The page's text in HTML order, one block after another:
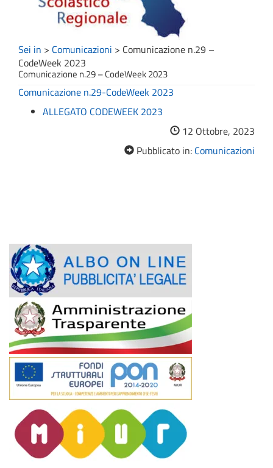
Sei in > Comunicazioni > Comunicazione n.29 –
CodeWeek 2023
Comunicazione n.29 – CodeWeek 2023
Comunicazione n.29-CodeWeek 2023
ALLEGATO CODEWEEK 2023
12 Ottobre, 2023
Pubblicato in: Comunicazioni